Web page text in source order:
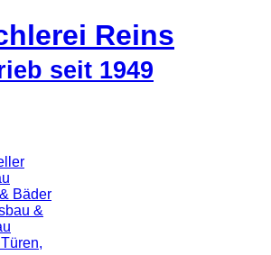
Reins
seit 1949
Bäder
&